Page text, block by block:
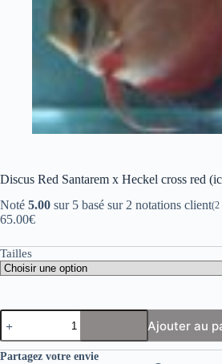
Discus Red Santarem x Heckel cross red
Noté 5.00 sur 5 basé sur2 notations client(2
65.00€
Tailles
quantité
de
Discus
Red
Ajouter au
Partagez votre envie